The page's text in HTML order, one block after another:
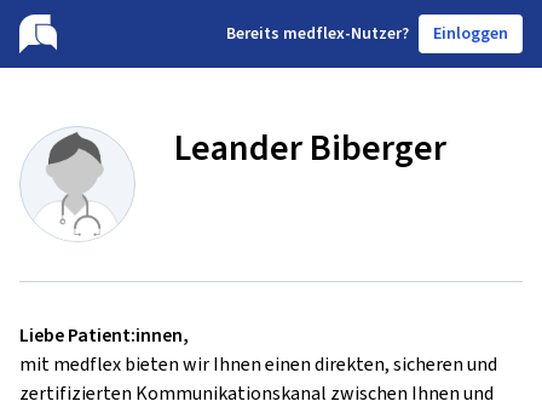
Bereits medflex-Nutzer? Einloggen
Leander Biberger
Liebe Patient:innen,
mit medflex bieten wir Ihnen einen direkten, sicheren und
zertifizierten Kommunikationskanal zwischen Ihnen und